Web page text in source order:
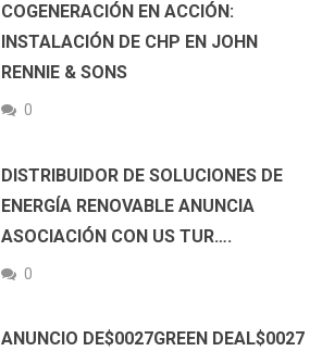
COGENERACIÓN EN ACCIÓN:
INSTALACIÓN DE CHP EN JOHN
RENNIE & SONS
0
DISTRIBUIDOR DE SOLUCIONES DE
ENERGÍA RENOVABLE ANUNCIA
ASOCIACIÓN CON US TUR….
0
ANUNCIO DE$0027GREEN DEAL$0027